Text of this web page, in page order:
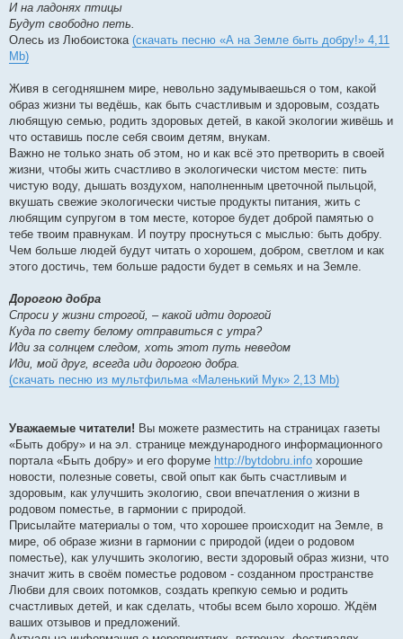
И на ладонях птицы
Будут свободно петь.
Олесь из Любоистока (скачать песню «А на Земле быть добру!» 4,11
Mb)
Живя в сегодняшнем мире, невольно задумываешься о том, какой
образ жизни ты ведёшь, как быть счастливым и здоровым, создать
любящую семью, родить здоровых детей, в какой экологии живёшь и
что оставишь после себя своим детям, внукам.
Важно не только знать об этом, но и как всё это претворить в своей
жизни, чтобы жить счастливо в экологически чистом месте: пить
чистую воду, дышать воздухом, наполненным цветочной пыльцой,
вкушать свежие экологически чистые продукты питания, жить с
любящим супругом в том месте, которое будет доброй памятью о
тебе твоим правнукам. И поутру проснуться с мыслью: быть добру.
Чем больше людей будут читать о хорошем, добром, светлом и как
этого достичь, тем больше радости будет в семьях и на Земле.
Дорогою добра
Спроси у жизни строгой, – какой идти дорогой
Куда по свету белому отправиться с утра?
Иди за солнцем следом, хоть этот путь неведом
Иди, мой друг, всегда иди дорогою добра.
(скачать песню из мультфильма «Маленький Мук» 2,13 Mb)
Уважаемые читатели! Вы можете разместить на страницах газеты
«Быть добру» и на эл. странице международного информационного
портала «Быть добру» и его форуме http://bytdobru.info хорошие
новости, полезные советы, свой опыт как быть счастливым и
здоровым, как улучшить экологию, свои впечатления о жизни в
родовом поместье, в гармонии с природой.
Присылайте материалы о том, что хорошее происходит на Земле, в
мире, об образе жизни в гармонии с природой (идеи о родовом
поместье), как улучшить экологию, вести здоровый образ жизни, что
значит жить в своём поместье родовом - созданном пространстве
Любви для своих потомков, создать крепкую семью и родить
счастливых детей, и как сделать, чтобы всем было хорошо. Ждём
ваших отзывов и предложений.